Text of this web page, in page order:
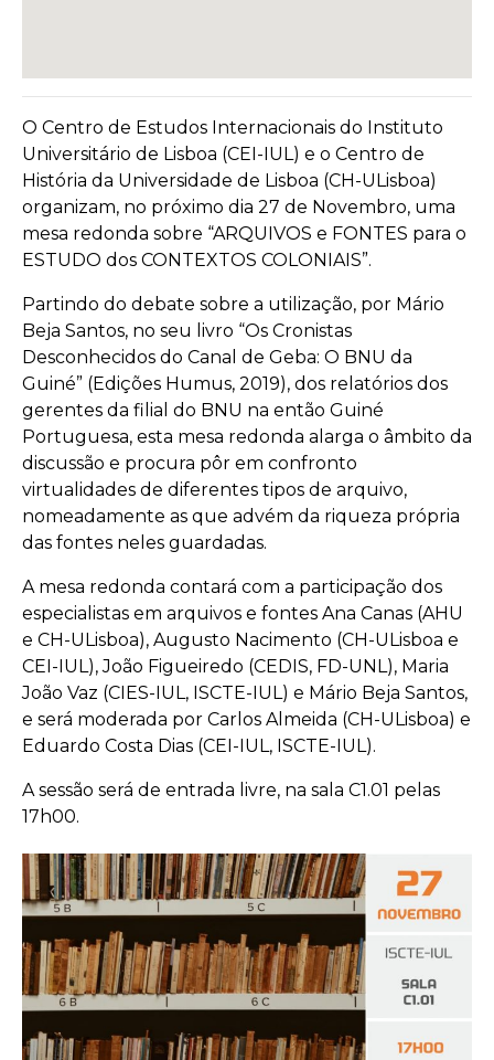
O Centro de Estudos Internacionais do Instituto
Universitário de Lisboa (CEI-IUL) e o Centro de
História da Universidade de Lisboa (CH-ULisboa)
organizam, no próximo dia 27 de Novembro, uma
mesa redonda sobre “ARQUIVOS e FONTES para o
ESTUDO dos CONTEXTOS COLONIAIS”.
Partindo do debate sobre a utilização, por Mário
Beja Santos, no seu livro “Os Cronistas
Desconhecidos do Canal de Geba: O BNU da
Guiné” (Edições Humus, 2019), dos relatórios dos
gerentes da filial do BNU na então Guiné
Portuguesa, esta mesa redonda alarga o âmbito da
discussão e procura pôr em confronto
virtualidades de diferentes tipos de arquivo,
nomeadamente as que advém da riqueza própria
das fontes neles guardadas.
A mesa redonda contará com a participação dos
especialistas em arquivos e fontes Ana Canas (AHU
e CH-ULisboa), Augusto Nacimento (CH-ULisboa e
CEI-IUL), João Figueiredo (CEDIS, FD-UNL), Maria
João Vaz (CIES-IUL, ISCTE-IUL) e Mário Beja Santos,
e será moderada por Carlos Almeida (CH-ULisboa) e
Eduardo Costa Dias (CEI-IUL, ISCTE-IUL).
A sessão será de entrada livre, na sala C1.01 pelas
17h00.